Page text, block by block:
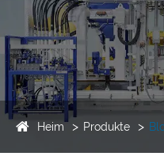
Heim Produkte